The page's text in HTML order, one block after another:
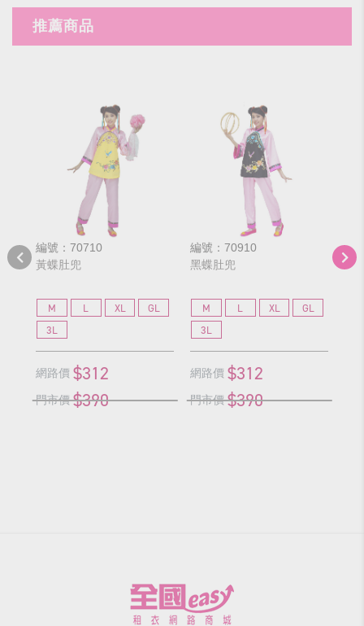
推薦商品
編號：70710
黃蝶肚兜
M L XL
GL
3L
網路價 $312
門市價 $390
編號：70910
黑蝶肚兜
M L XL
GL
3L
網路價 $312
門市價 $390
編
藍